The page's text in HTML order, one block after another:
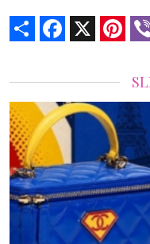
Share Facebook
NOVA PRADA X
KRIJE JEDAN
PRAVI